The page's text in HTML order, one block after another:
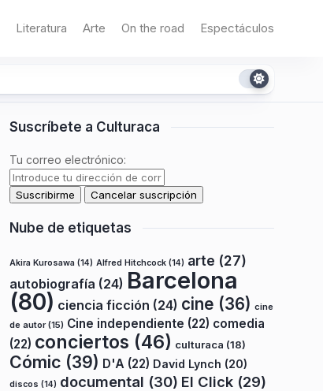
Literatura Arte On the road Espectáculos
Suscríbete a Culturaca
Tu correo electrónico:
Nube de etiquetas
Akira Kurosawa (14) Alfred Hitchcock (14) arte (27)
autobiografía (24) Barcelona
(80) ciencia ficción (24) cine (36) cine
de autor(15) Cine independiente (22) comedia
(22) conciertos (46) culturaca (18)
Cómic (39) D'A (22) David Lynch (20)
discos (14) documental (30) El Click (29)